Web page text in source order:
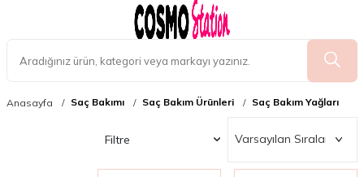
Anasayfa Saç Bakımı Saç Bakım Ürünleri Saç Bakım Yağları
Filtre